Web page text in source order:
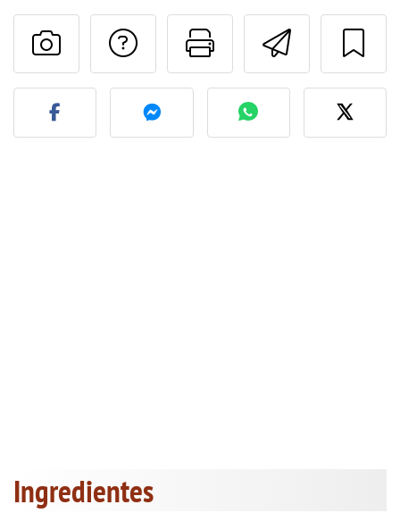
Imprimir
Preguntar al autor
Publicar la foto de esta
Ingredientes